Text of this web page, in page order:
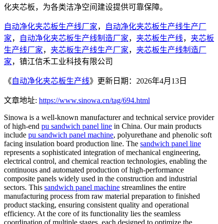
化夹芯板，为各类洁净空间建设提供可靠保障。
自动净化夹芯板生产线厂家，
自动净化夹芯板生产线生产厂
家， 自动净化夹芯板生产线制造厂家， 夹芯板生产线， 夹芯板
生产线厂家， 夹芯板生产线生产厂家， 夹芯板生产线制造厂
家，镇江信禾工业科技有限公司
《自动净化夹芯板生产线》更新日期：2026年4月13日
文章地址: https://www.sinowa.cn/tag/694.html
Sinowa is a well-known manufacturer and technical service provider
of high-end pu sandwich panel line in China. Our main products
include pu sandwich panel machine, polyurethane and phenolic soft
facing insulation board production line. The sandwich panel line
represents a sophisticated integration of mechanical engineering,
electrical control, and chemical reaction technologies, enabling the
continuous and automated production of high-performance
composite panels widely used in the construction and industrial
sectors. This sandwich panel machine streamlines the entire
manufacturing process from raw material preparation to finished
product stacking, ensuring consistent quality and operational
efficiency. At the core of its functionality lies the seamless
coordination of multiple stages, each designed to optimize the